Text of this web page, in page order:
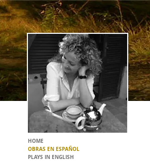
HOME
OBRAS EN ESPAÑOL
PLAYS IN ENGLISH